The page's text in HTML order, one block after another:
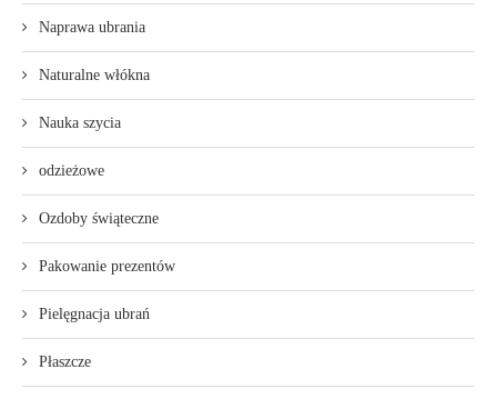
Naprawa ubrania
Naturalne włókna
Nauka szycia
odzieżowe
Ozdoby świąteczne
Pakowanie prezentów
Pielęgnacja ubrań
Płaszcze